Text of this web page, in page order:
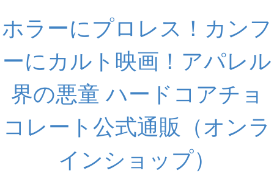
ホラーにプロレス！カンフ
ーにカルト映画！アパレル
界の悪童 ハードコアチョ
コレート公式通販（オンラ
インショップ）